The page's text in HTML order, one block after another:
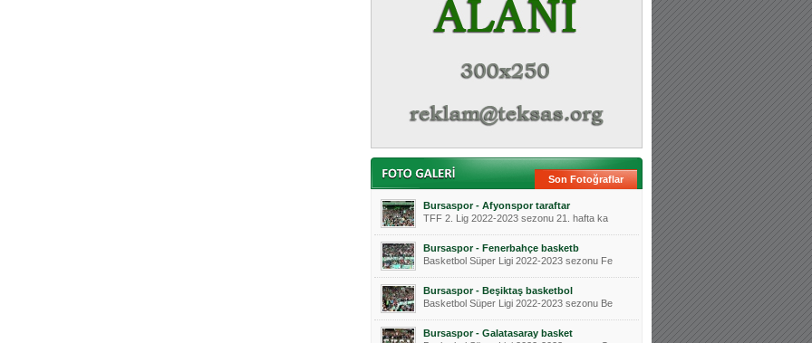
Son Fotoğraflar
Bursaspor - Afyonspor taraftar
TFF 2. Lig 2022-2023 sezonu 21. hafta ka
Bursaspor - Fenerbahçe basketb
Basketbol Süper Ligi 2022-2023 sezonu Fe
Bursaspor - Beşiktaş basketbol
Basketbol Süper Ligi 2022-2023 sezonu Be
Bursaspor - Galatasaray basket